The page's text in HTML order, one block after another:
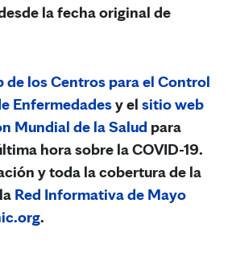
la fecha original de
de los Centros para el Control
Enfermedadesy el sitio web
Mundial de la Salud para
hora sobre la COVID-19.
y toda la cobertura de la
Red Informativa de Mayo
.